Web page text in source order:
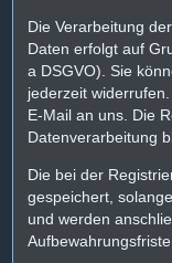
Die Verarbeitung
Daten erfolgt auf
a DSGVO). Sie
jederzeit
E-Mail an uns. Die
Datenverarbeitung
Die bei der
gespeichert,
und werden